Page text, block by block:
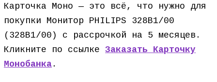
Карточка Моно — это всё, что нужно для
покупки Монитор PHILIPS 328B1/00
(328B1/00) с рассрочкой на 5 месяцев.
Кликните по ссылке Заказать Карточку
Монобанка .